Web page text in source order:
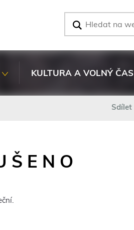
h
e
a
KULTURA A VOLNÝ ČAS
Sdílet
Š E N O